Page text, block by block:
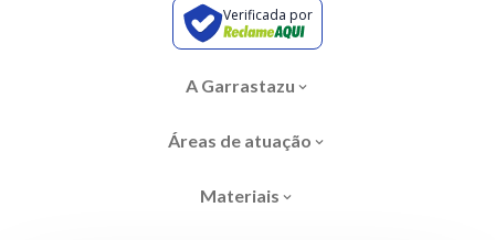
Verificada por
A Garrastazu
Áreas de atuação
Materiais